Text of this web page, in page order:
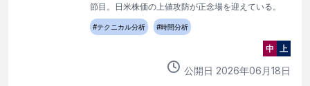
節目。日米株価の上値攻防が正念場を迎えている。
#テクニカル分析 #時間分析
中 上
公開日 2026年06 月18日